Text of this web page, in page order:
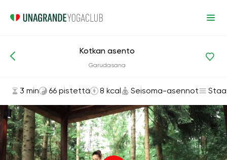
Asanat ja harjoitukset
Kotkan asento
Garudasana
3 min 66 pistettä 8 kcal Seisoma-asennot